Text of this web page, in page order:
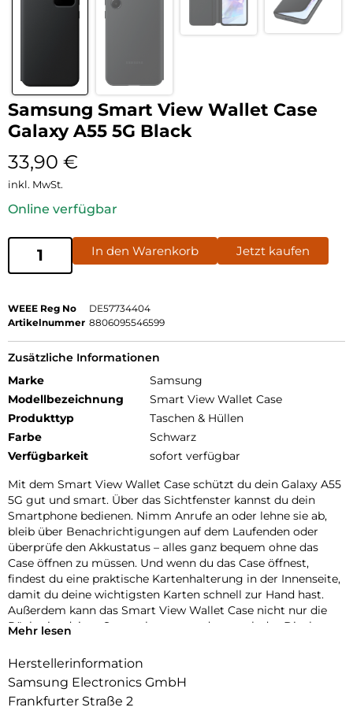
Samsung Smart View Wallet Case
Galaxy A55 5G Black
33,90 €
inkl. MwSt.
Online verfügbar
In den Warenkorb Jetzt kaufen
WEEE Reg No
DE57734404
Artikelnummer 8806095546599
Zusätzliche Informationen
Marke
Samsung
Modellbezeichnung
Smart View Wallet Case
Produkttyp
Taschen & Hüllen
Farbe
Schwarz
Verfügbarkeit
sofort verfügbar
Mit dem Smart View Wallet Case schützt du dein Galaxy A55
5G gut und smart. Über das Sichtfenster kannst du dein
Smartphone bedienen. Nimm Anrufe an oder lehne sie ab,
bleib über Benachrichtigungen auf dem Laufenden oder
überprüfe den Akkustatus – alles ganz bequem ohne das
Case öffnen zu müssen. Und wenn du das Case öffnest,
findest du eine praktische Kartenhalterung in der Innenseite,
damit du deine wichtigsten Karten schnell zur Hand hast.
Außerdem kann das Smart View Wallet Case nicht nur die
Rückseite deines Smartphones, sondern auch das Display
Mehr lesen
Herstellerinformation
Samsung Electronics GmbH
Frankfurter Straße 2